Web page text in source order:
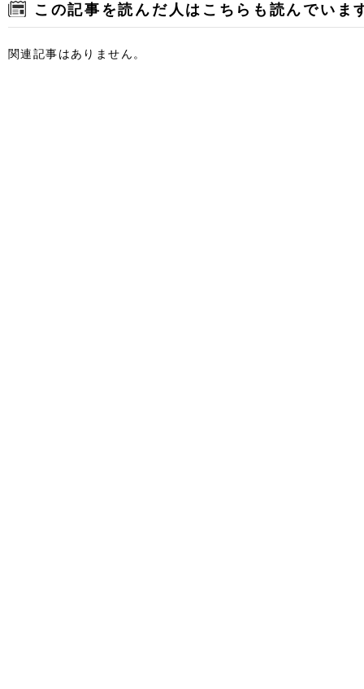
この記事を読んだ人はこちらも読んでいま
関連記事はありません。